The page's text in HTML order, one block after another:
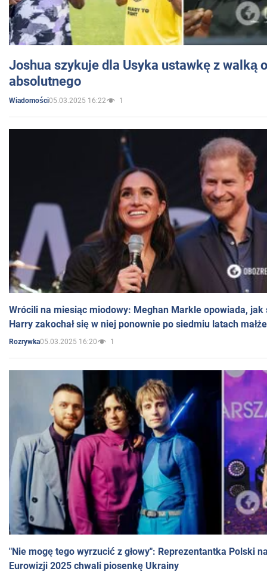
Joshua szykuje dla Usyka ustawkę z walką
absolutnego
Wiadomości05.03.2025 16:22 1
Wrócili na miesiąc miodowy: Meghan Markle opowiada, jak
Harry zakochał się w niej ponownie po siedmiu latach
Rozrywka05.03.2025 16:20 1
"Nie mogę tego wyrzucić z głowy": Reprezentantka Polski
Eurowizji 2025 chwali piosenkę Ukrainy